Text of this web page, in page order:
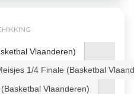
Vlaanderen)
1/4 Finale (Basketbal
Vlaanderen)